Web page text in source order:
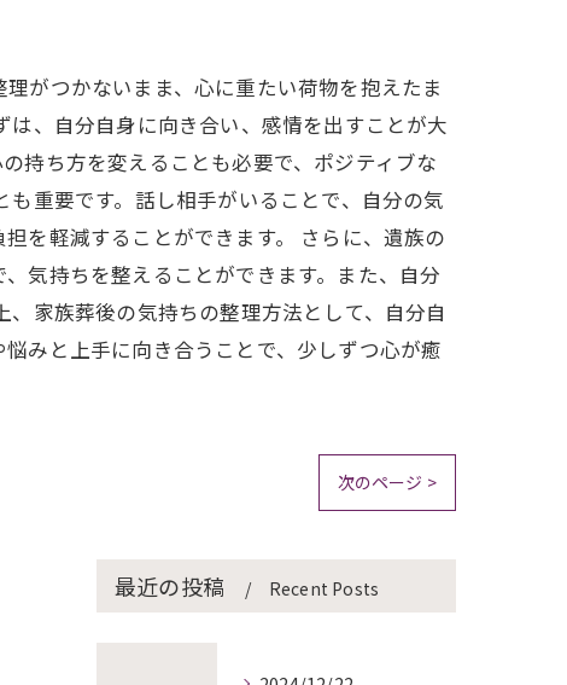
がつかないまま、心に重たい荷物を抱えたま
、自分自身に向き合い、感情を出すことが大
持ち方を変えることも必要で、ポジティブな
重要です。話し相手がいることで、自分の気
を軽減することができます。 さらに、遺族の
気持ちを整えることができます。また、自分
家族葬後の気持ちの整理方法として、自分自
みと上手に向き合うことで、少しずつ心が癒
次のページ >
最近の投稿 Recent Posts